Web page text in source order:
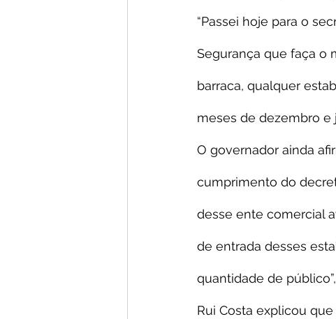
“Passei hoje para o
Segurança que faça o
barraca, qualquer
meses de dezembro e
O governador ainda
cumprimento do
desse ente comercial
de entrada desses
quantidade de
Rui Costa explicou